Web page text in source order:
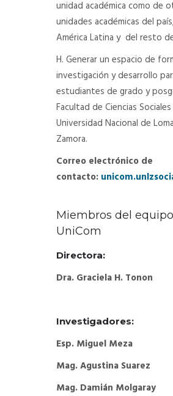
unidad académica como de
unidades académicas del
América Latina y del resto
H. Generar un espacio de
investigación y desarrollo
estudiantes de grado y
Facultad de Ciencias
Universidad Nacional de
Zamora.
Correo electrónico de
contacto:
Miembros del equipo
UniCom
Directora:
Dra. Graciela H. Tonon
Investigadores:
Esp. Miguel Meza
Mag. Agustina Suarez
Mag. Damián Molgaray